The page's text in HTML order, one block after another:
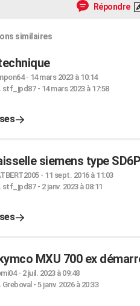
Répondre
similaires
- 14 mars 2023 à 10:14
stf_jpd87- 14 mars 2023 à 17:58
siemens type
- 11 sept. 2016 à 11:03
stf_jpd87- 2 janv. 2023 à 08:11
MXU 700 ex
- 2 juil. 2023 à 09:48
Greboval - 5 janv. 2026 à 20:33